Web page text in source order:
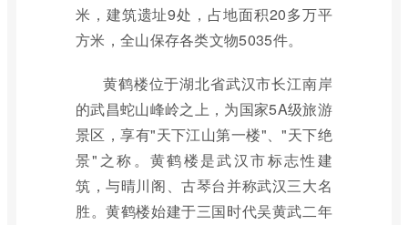
米，建筑遗址9处，占地面积20多万平
方米，全山保存各类文物5035件。
黄鹤楼位于湖北省武汉市长江南岸
的武昌蛇山峰岭之上，为国家5A级旅游
景区，享有"天下江山第一楼"、"天下绝
景"之称。黄鹤楼是武汉市标志性建
筑，与晴川阁、古琴台并称武汉三大名
胜。黄鹤楼始建于三国时代吴黄武二年